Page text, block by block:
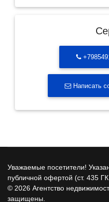
Написать
Уважаемые посетители!
публичной офертой (ст. 435
© 2026 Агентство
защищены.